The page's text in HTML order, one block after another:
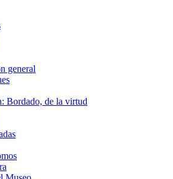
general
Bordado, de la virtud